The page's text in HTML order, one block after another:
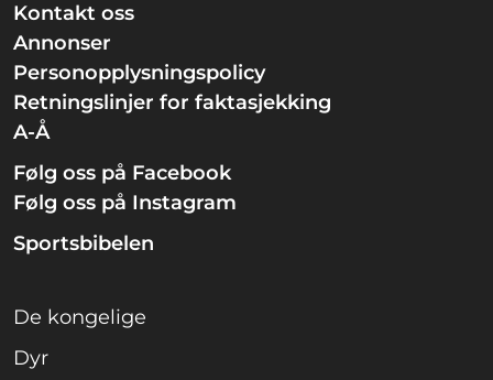
Kontakt oss
Annonser
Personopplysningspolicy
Retningslinjer for faktasjekking
A-Å
Følg oss på Facebook
Følg oss på Instagram
Sportsbibelen
De kongelige
Dyr